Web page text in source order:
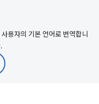
용자의 기본 언어로 번역합니